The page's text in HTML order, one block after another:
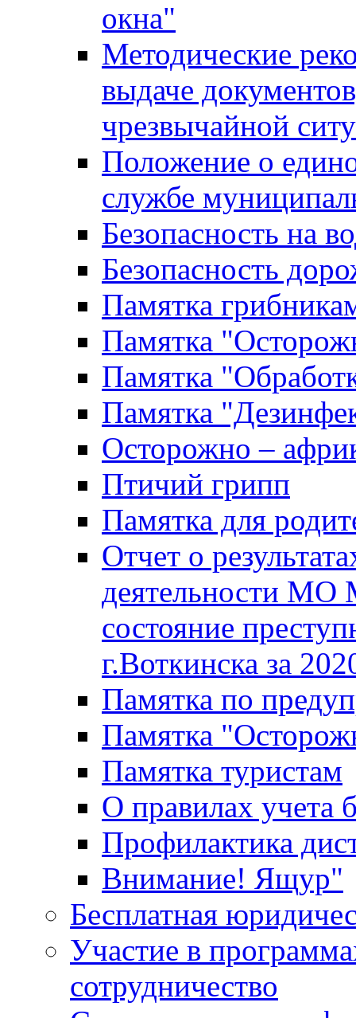
окна"
Методические
выдаче
чрезвычайной
Положение о
службе
Безопасность на
Безопасность
Памятка
Памятка
Памятка
Памятка
Осторожно –
Птичий грипп
Памятка для
Отчет о
деятельности МО
состояние
г.Воткинска за
Памятка по
Памятка
Памятка туристам
О правилах учета
Профилактика
Внимание! Ящур"
Бесплатная
Участие в
сотрудничество